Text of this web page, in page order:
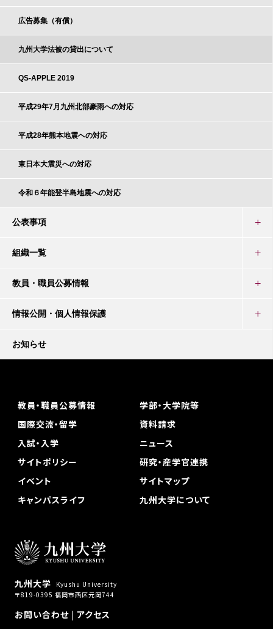
広告募集（有償）
九州大学法被の貸出について
QS-APPLE 2019
平成29年7月九州北部豪雨への対応
平成28年熊本地震への対応
東日本大震災への対応
令和６年能登半島地震への対応
公表事項
組織一覧
教員・職員公募情報
情報公開・個人情報保護
お知らせ
九州大学
Kyushu University
〒819-0395 福岡市西区元岡744
お問い合わせ| アクセス
教員・職員公募情報
学部・大学院等
国際交流・留学
資料請求
入試・入学
ニュース
サイトポリシー
研究・産学官連携
イベント
サイトマップ
キャンパスライフ
九州大学について